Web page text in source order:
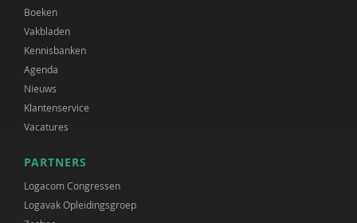
Boeken
Vakbladen
Kennisbanken
Agenda
Nieuws
Klantenservice
Vacatures
PARTNERS
Logacom Congressen
Logavak Opleidingsgroep